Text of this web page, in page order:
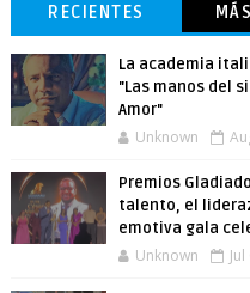
RECIENTES
La academia
"Las manos del
Amor"
Unknown
Premios
talento, el
emotiva gala
Unknown